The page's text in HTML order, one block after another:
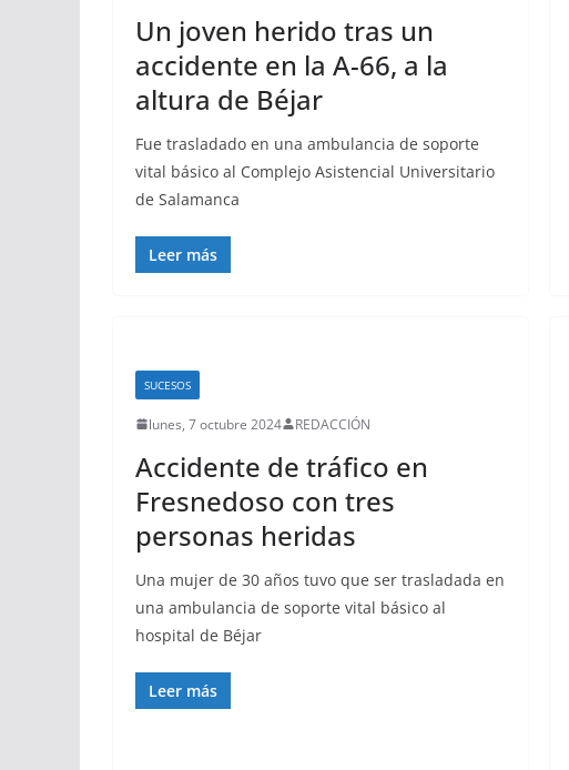
Un joven herido tras un
accidente en la A-66, a la
altura de Béjar
Fue trasladado en una ambulancia de soporte
vital básico al Complejo Asistencial Universitario
de Salamanca
Leer más
SUCESOS
lunes, 7 octubre 2024 REDACCIÓN
Accidente de tráfico en
Fresnedoso con tres
personas heridas
Una mujer de 30 años tuvo que ser trasladada en
una ambulancia de soporte vital básico al
hospital de Béjar
Leer más